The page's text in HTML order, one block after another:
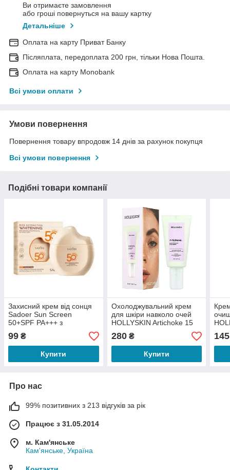
Ви отримаєте замовлення
або гроші повернуться на вашу картку
Детальніше
Оплата на карту Приват Банку
Післяплата, передоплата 200 грн, тільки Нова Пошта.
Оплата на карту Monobank
Всі умови оплати
Умови повернення
Повернення товару впродовж 14 днів за рахунок покупця
Всі умови повернення
Подібні товари компанії
Захисний крем від сонця
Sadoer Sun Screen
50+SPF PA+++ з
екстрактом рису (60 g)
99 ₴
Купити
Охолоджувальний крем
для шкіри навколо очей
HOLLYSKIN Artichoke 15
мл
280₴
Купити
40
145
Про нас
99% позитивних з 213 відгуків за рік
Працює з 31.05.2014
м. Кам'янське
Кам'янське, Україна